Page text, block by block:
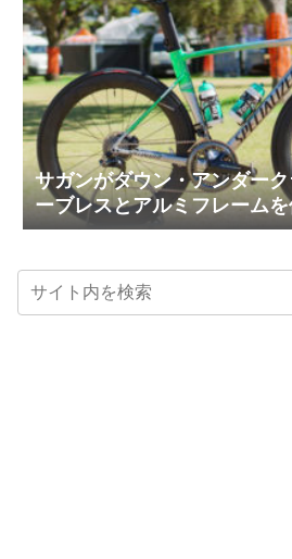
サガンがダウン・アンダー
ーブレスとアルミフレーム